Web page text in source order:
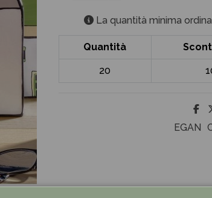
La quantità minima
Quantità
20
EGAN